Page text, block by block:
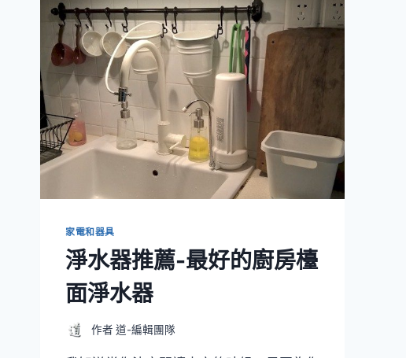
家電和器具
淨水器推薦-最好的廚房檯
面淨水器
作者 道-編輯團隊